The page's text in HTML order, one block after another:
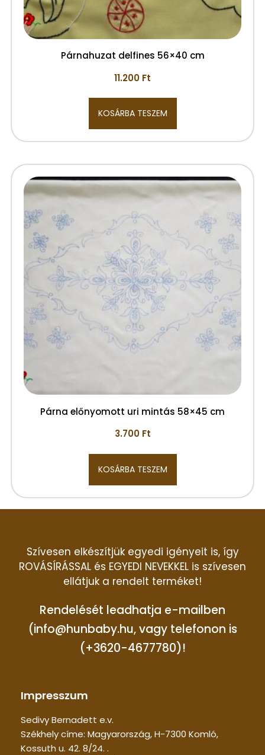
Párnahuzat delfines 56×40 cm
11.200 Ft
KOSÁRBA TESZEM
Párna előnyomott uri mintás 58×45 cm
3.700 Ft
KOSÁRBA TESZEM
Szívesen elkészítjük egyedi igényeit is, így
ROVÁSÍRÁSSAL és EGYEDI NEVEKKEL is szívesen
ellátjuk a rendelt terméket!
Rendelését leadhatja e-mailben
(info@hunbaby.hu, vagy telefonon is
(+3620-4677780)!
Impresszum
Sedivy Bernadett e.v.
Székhely címe: Magyarország, H-7300 Komló,
Kossuth u. 42. 8/24. .